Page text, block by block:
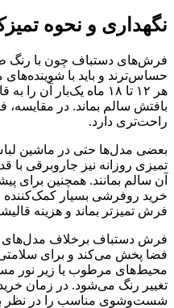
نگهداری و نحوه
فرش‌های دستباف چون با رنگ
حساس‌ترند و باید با شوینده‌های
هر ۱۲ تا ۱۸ ماه یک‌بار
بافتش سالم بماند. در
راحت‌تری دارد.
بعضی مدل‌ها حتی در ماشین
تمیزی روزانه نیز جاروبرقی
آن سالم بمانند. همچنین برای
خرید روفرشی بسیار
فرش تمیزتر بماند و هزینه
فرش دستباف برخلاف مدل‌های
فضا پخش می‌کند و برای سلامتی
محیط‌های مرطوب یا زیر نور
تغییر رنگ می‌شود. در زمان
شست‌وشوی مناسب را در نظر